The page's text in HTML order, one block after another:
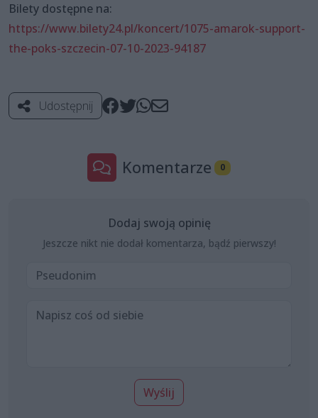
Bilety dostępne na:
https://www.bilety24.pl/koncert/1075-amarok-support-
the-poks-szczecin-07-10-2023-94187
Udostępnij
Komentarze 0
Dodaj swoją opinię
Jeszcze nikt nie dodał komentarza, bądź pierwszy!
Wyślij